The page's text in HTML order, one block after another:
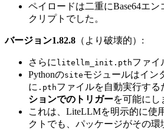
ペイロードは二重にBase64エン
クリプトでした。
バージョン1.82.8 （より破壊的）:
さらに litellm_init.pthファイ
Pythonのsiteモジュールはイン
に .pthファイルを自動実行する
ションでのトリガーを可能にし
これは、LiteLLMを明示的に使
クトでも、パッケージがその